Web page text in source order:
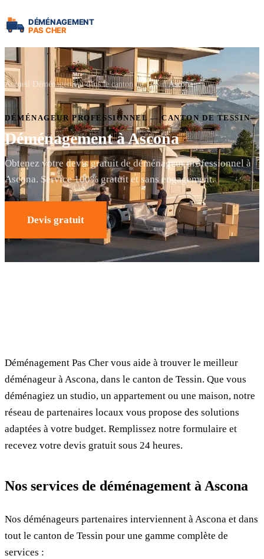
Accueil Déménagement dans le canton de Tessin Ascona
DÉMÉNAGEUR PROFESSIONNEL — CANTON DE TESSIN
Déménagement à Ascona
Obtenez votre devis gratuit de déménageur professionnel à
Ascona. Service 100% gratuit et sans engagement.
Devis gratuit
Déménagement Pas Cher vous aide à trouver le meilleur
déménageur à Ascona, dans le canton de Tessin. Que vous
déménagiez un studio, un appartement ou une maison, notre
réseau de partenaires locaux vous propose des solutions
adaptées à votre budget. Remplissez notre formulaire et
recevez votre devis gratuit sous 24 heures.
Nos services de déménagement à Ascona
Nos déménageurs partenaires interviennent à Ascona et dans
tout le canton de Tessin pour une gamme complète de
services :